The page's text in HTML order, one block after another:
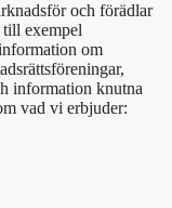
och förädlar
exempel
om
information knutna
vad vi erbjuder: